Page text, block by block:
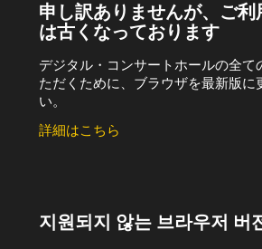
申し訳ありませんが、ご
は古くなっております
デジタル・コンサートホールの全て
ただくために、ブラウザを最新版に
い。
詳細はこちら
지원되지 않는 브라우저 버